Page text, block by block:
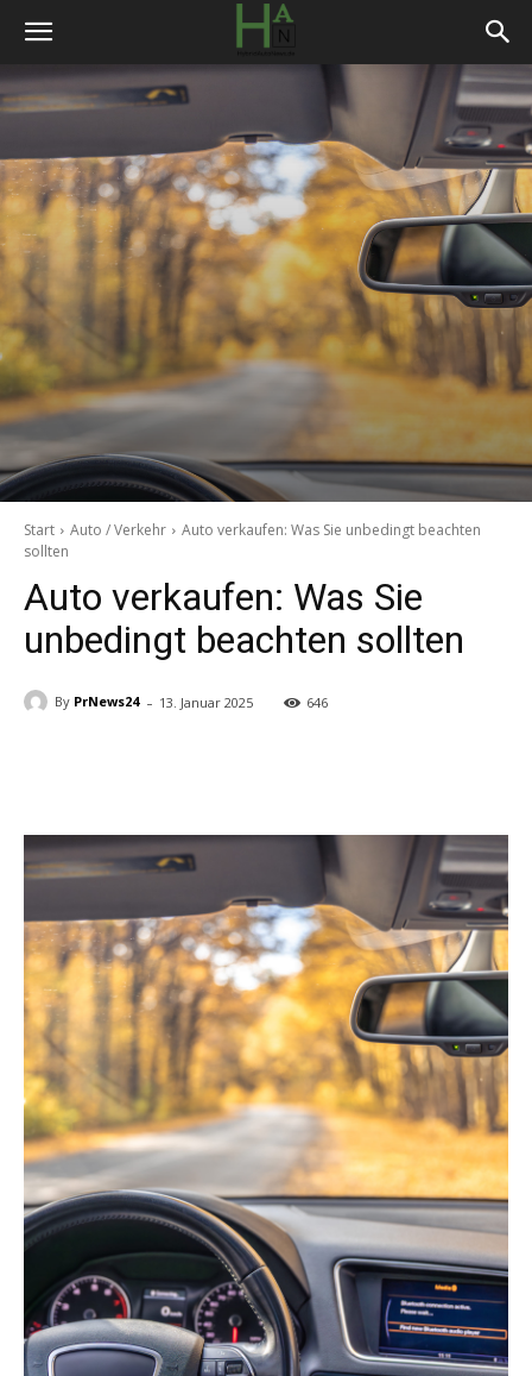
Start Auto / Verkehr
Auto verkaufen: Was Sie unbedingt beachten
sollten
Auto verkaufen: Was Sie
unbedingt beachten sollten
By PrNews24 - 13. Januar 2025 646